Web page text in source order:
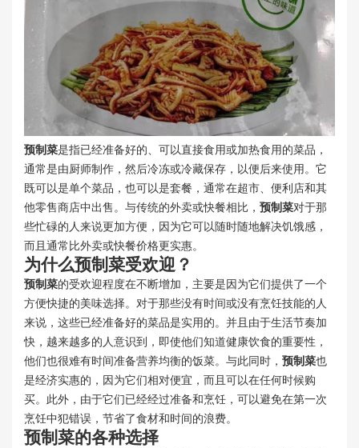
预制菜是指已经准备好的、可以直接食用或加热食用的菜品，
通常是由厨师制作，然后冷冻或冷藏保存，以便后来使用。它
既可以是单个菜品，也可以是套餐，通常在超市、便利店和其
他零售商店中出售。与传统的外卖或快餐相比， 预制菜对于那
些忙碌的人来说更加方便，因为它可以随时随地解决饥饿感，
而且通常比外卖或快餐价格更实惠。
为什么预制菜受欢迎？
预制菜的受欢迎程度在不断增加，主要是因为它们提供了一个
方便快捷的美味选择。对于那些没有时间或没有烹饪技能的人
来说，这些已经准备好的菜品是实用的。并且由于生活节奏加
快，越来越多的人意识到，即使他们知道健康饮食的重要性，
他们也很难有时间准备营养均衡的饭菜。与此同时， 预制菜也
是经济实惠的，因为它们相对便宜，而且可以在任何时候购
买。此外，由于它们已经经过准备和烹饪，可以避免在第一次
烹饪中犯错误，节省了食材和时间的浪费。
预制菜的各种选择